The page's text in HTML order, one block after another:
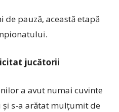
de pauză, această etapă
jucătorii
a avut numai cuvinte
și s-a arătat mulțumit de